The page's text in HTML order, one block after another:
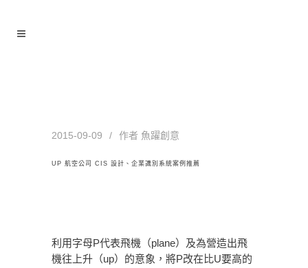
2015-09-09 作者 魚躍創意
UP 航空公司 CIS 設計、企業識別系統案例推薦
利用字母P代表飛機（plane）及為營造出飛
機往上升（up）的意象，將P改在比U要高的